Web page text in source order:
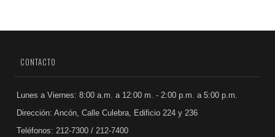
CONTACTO
Lunes a Viernes: 8:00 a.m. a 12:00 m. - 2:00 p.m. a 5:00 p.m.
Dirección: Ancón, Calle Culebra, Edificio 224 y 236
Teléfonos: 212-7300 / 212-7400